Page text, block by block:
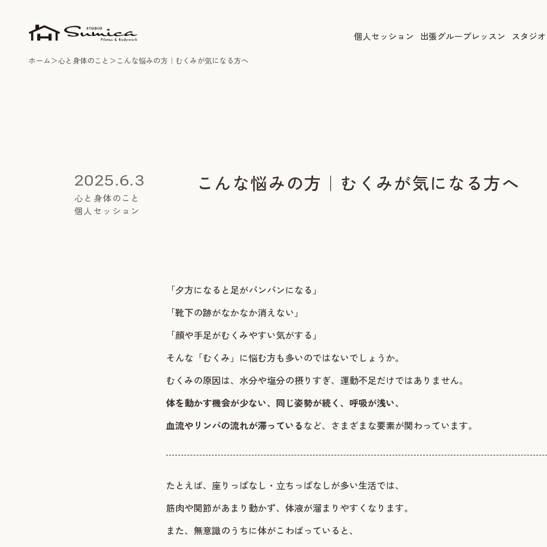
個人セッション 出張グループレッスン スタジ
ホーム 心と身体のこと こんな悩みの方｜むくみが気になる方へ
2025.6.3
心と身体のこと
個人セッション
こんな悩みの方｜むくみが気になる方へ
「夕方になると足がパンパンになる」
「靴下の跡がなかなか消えない」
「顔や手足がむくみやすい気がする」
そんな「むくみ」に悩む方も多いのではないでしょうか。
むくみの原因は、水分や塩分の摂りすぎ、運動不足だけではありません。
体を動かす機会が少ない、同じ姿勢が続く、呼吸が浅い、
血流やリンパの流れが滞っている など、さまざまな要素が関わっています。
たとえば、座りっぱなし・立ちっぱなしが多い生活では、
筋肉や関節があまり動かず、体液が溜まりやすくなります。
また、無意識のうちに体がこわばっていると、